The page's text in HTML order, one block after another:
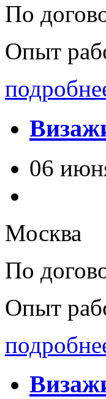
По
Опыт
06
Москва
По
Опыт